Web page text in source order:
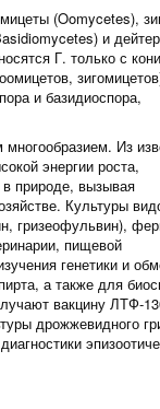
(Oomycetes),
и
Г. только с
и базидиоспора,
Из
энергии роста,
в природе, вызывая
Культуры
гризеофульвин),
пищевой
генетики и
а также для
вакцину
дрожжевидного